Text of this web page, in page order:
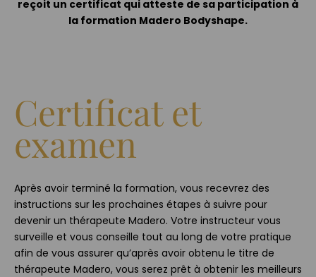
reçoit un certificat qui atteste de sa participation à
la formation Madero Bodyshape.
Certificat et
examen
Après avoir terminé la formation, vous recevrez des
instructions sur les prochaines étapes à suivre pour
devenir un thérapeute Madero. Votre instructeur vous
surveille et vous conseille tout au long de votre pratique
afin de vous assurer qu’après avoir obtenu le titre de
thérapeute Madero, vous serez prêt à obtenir les meilleurs